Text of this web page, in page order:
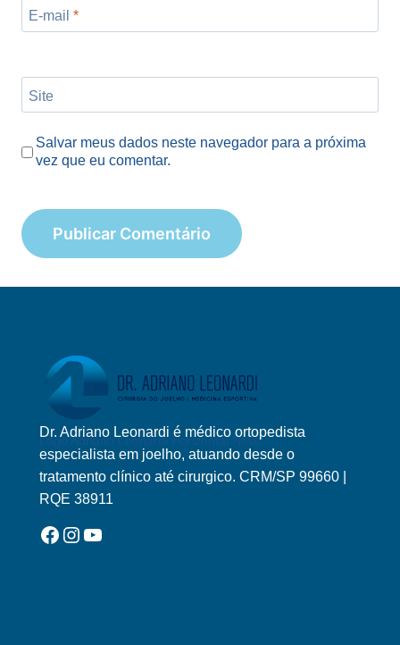
E-mail *
Site
Salvar meus dados neste navegador para a próxima
vez que eu comentar.
Logo Adriano Leonardi Horizontal Novo
Dr. Adriano Leonardi é médico ortopedista
especialista em joelho, atuando desde o
tratamento clínico até cirurgico. CRM/SP 99660 |
RQE 38911
Facebook
Instagram
YouTube